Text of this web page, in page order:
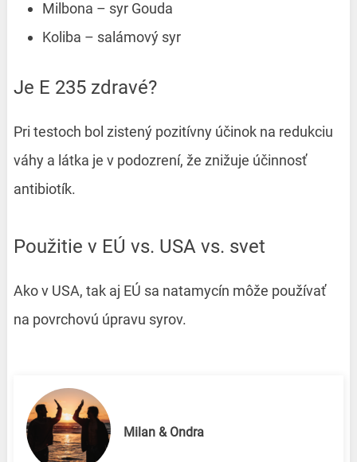
Milbona – syr Gouda
Koliba – salámový syr
Je E 235 zdravé?
Pri testoch bol zistený pozitívny účinok na redukciu
váhy a látka je v podozrení, že znižuje účinnosť
antibiotík.
Použitie v EÚ vs. USA vs. svet
Ako v USA, tak aj EÚ sa natamycín môže používať
na povrchovú úpravu syrov.
Milan & Ondra